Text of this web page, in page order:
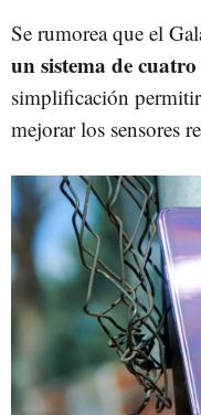
Se rumorea que el
un sistema de
simplificación
mejorar los sensores